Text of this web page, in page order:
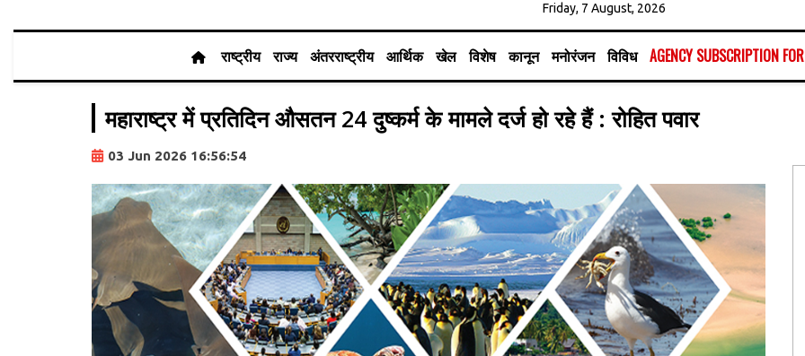
Friday, 7 August, 2026
राष्ट्रीय राज्य अंतरराष्ट्रीय आर्थिक खेल विशेष कानून मनोरंजन विविध AGENCY SUBSCRIPTION
महाराष्ट्र में प्रतिदिन औसतन 24 दुष्कर्म के मामले दर्ज हो रहे हैं : रोहित पवार
03 Jun 2026 16:56:54